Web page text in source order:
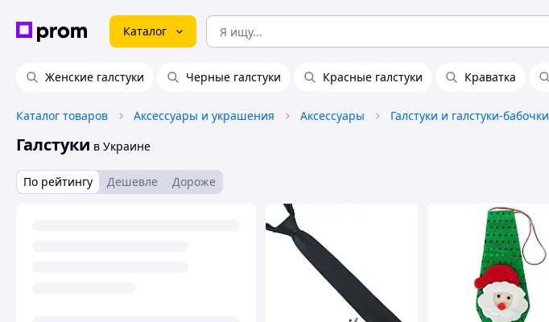
Каталог
Женские галстуки Черные галстуки Красные галстуки Краватка
Каталог товаров Аксессуары и украшения Аксессуары Галстуки и галстуки-бабочки
Галстуки в Украине
По рейтингу Дешевле Дороже